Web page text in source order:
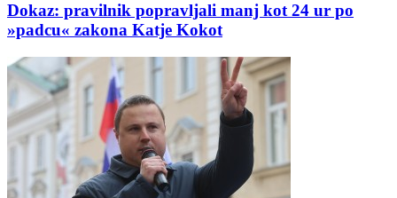
Dokaz: pravilnik popravljali manj kot 24 ur po
»padcu« zakona Katje Kokot